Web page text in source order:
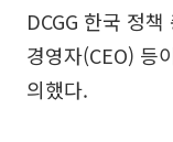
DCGG 한국 정
경영자(CEO) 등
의했다.